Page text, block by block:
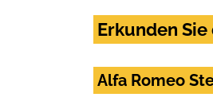
Erkunden
Alfa Romeo